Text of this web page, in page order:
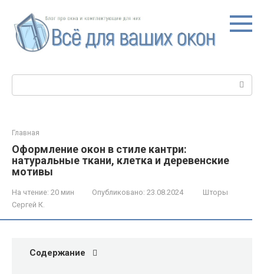
контенту
Главная
Оформление окон в стиле кантри:
натуральные ткани, клетка и деревенские
мотивы
На чтение: 20 мин Опубликовано: 23.08.2024
Шторы
Сергей К.
Содержание